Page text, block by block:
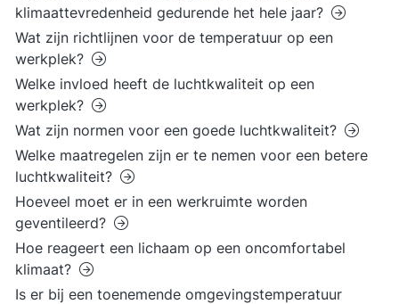
klimaattevredenheid gedurende het hele jaar?
Wat zijn richtlijnen voor de temperatuur op een
werkplek?
Welke invloed heeft de luchtkwaliteit op een
werkplek?
Wat zijn normen voor een goede luchtkwaliteit?
Welke maatregelen zijn er te nemen voor een betere
luchtkwaliteit?
Hoeveel moet er in een werkruimte worden
geventileerd?
Hoe reageert een lichaam op een oncomfortabel
klimaat?
Is er bij een toenemende omgevingstemperatuur